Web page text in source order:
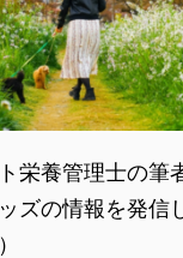
栄養管理士の筆
ズの情報を発信